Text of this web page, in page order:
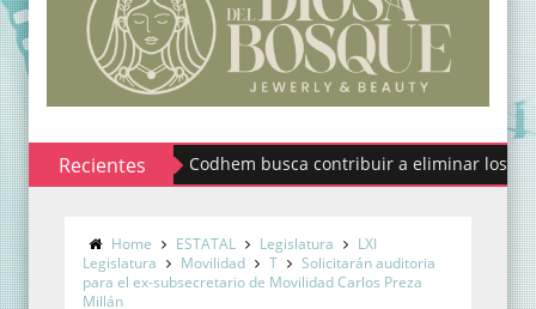
RecientesCodhem busca contribuir a eliminar los estigmas
Home ESTATAL Legislatura
LXI
Legislatura
Movilidad T
Solicitarán auditoria
para el ex-subsecretario de Movilidad Carlos Preza
Millán